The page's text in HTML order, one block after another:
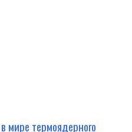
мире термоядерного